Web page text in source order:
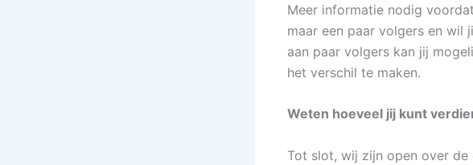
Meer informatie nodig
maar een paar volgers en wil
aan paar volgers kan jij
het verschil te maken.
Weten hoeveel jij kunt
Tot slot, wij zijn open over de